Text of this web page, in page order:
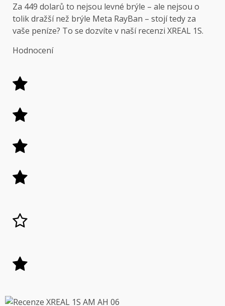
Za 449 dolarů to nejsou levné brýle – ale nejsou o
tolik dražší než brýle Meta RayBan – stojí tedy za
vaše peníze? To se dozvíte v naší recenzi XREAL 1S.
Hodnocení